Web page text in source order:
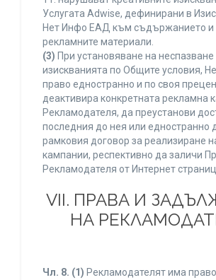
Услугата Adwise, дефинирани в
Нет Инфо ЕАД към съдържанието и
рекламните материали.
(3) При установяване на неспазване
изискванията по Общите условия,
право едностранно и по своя
деактивира конкретната рекламна
Рекламодателя, да преустанови
последния до нея или едностранно
рамковия договор за реализиране
кампании, респективно да заличи
Рекламодателя от Интернет
VII. ПРАВА И
НА
Чл. 8. (1) Рекламодателят има